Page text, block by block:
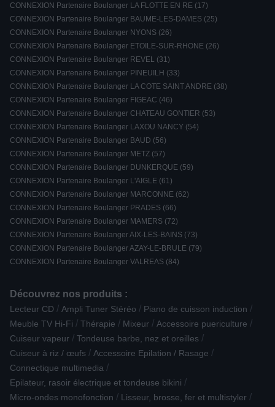
CONNEXION Partenaire Boulanger LA FLOTTE EN RE (17)
CONNEXION Partenaire Boulanger BAUME-LES-DAMES (25)
CONNEXION Partenaire Boulanger NYONS (26)
CONNEXION Partenaire Boulanger ETOILE-SUR-RHONE (26)
CONNEXION Partenaire Boulanger REVEL (31)
CONNEXION Partenaire Boulanger PINEUILH (33)
CONNEXION Partenaire Boulanger LA COTE SAINT ANDRE (38)
CONNEXION Partenaire Boulanger FIGEAC (46)
CONNEXION Partenaire Boulanger CHATEAU GONTIER (53)
CONNEXION Partenaire Boulanger LAXOU NANCY (54)
CONNEXION Partenaire Boulanger BAUD (56)
CONNEXION Partenaire Boulanger METZ (57)
CONNEXION Partenaire Boulanger DUNKERQUE (59)
CONNEXION Partenaire Boulanger L'AIGLE (61)
CONNEXION Partenaire Boulanger MARCONNE (62)
CONNEXION Partenaire Boulanger PRADES (66)
CONNEXION Partenaire Boulanger MAMERS (72)
CONNEXION Partenaire Boulanger AIX-LES-BAINS (73)
CONNEXION Partenaire Boulanger AZAY-LE-BRULE (79)
CONNEXION Partenaire Boulanger VALREAS (84)
Découvrez nos produits :
Lecteur CD / Ampli Tuner Stéréo / Piano de cuisson induction /
Meuble TV Hi-Fi / Thérapie / Mixeur / Accessoire puericulture /
Cuiseur vapeur / Tondeuse barbe, nez et oreilles /
Cuiseur à riz / œufs / Accessoire Epilation / Rasage /
Connectique multimedia /
Epilateur, rasoir électrique et tondeuse bikini /
Micro-ondes monofonction / Lisseur, brosse, fer et multistyler /